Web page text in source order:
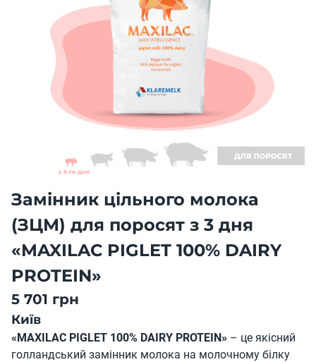
Замінник цільного молока
(ЗЦМ) для поросят з 3 дня
«MAXILAC PIGLET 100% DAIRY
PROTEIN»
5 701 грн
Київ
«MAXILAC PIGLET 100% DAIRY PROTEIN» – це якісний
голландський замінник молока на молочному білку